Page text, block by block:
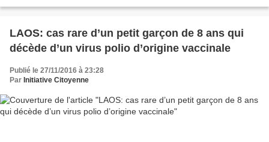
LAOS: cas rare d’un petit garçon de 8 ans qui
décède d’un virus polio d’origine vaccinale
Publié le 27/11/2016 à 23:28
Par Initiative Citoyenne